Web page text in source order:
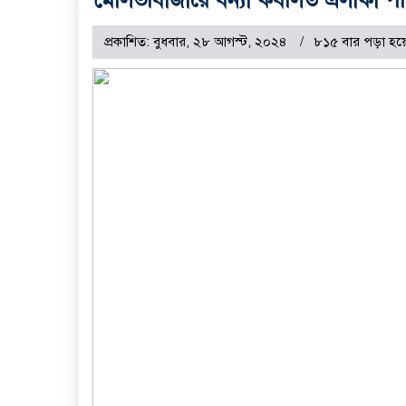
প্রকাশিত: বুধবার, ২৮ আগস্ট, ২০২৪ ৮১৫ বার পড়া